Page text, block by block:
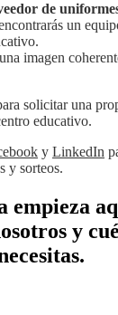
de
un
imagen
solicitar una
educativo.
y LinkedIn
y sorteos.
empieza
y
tas.